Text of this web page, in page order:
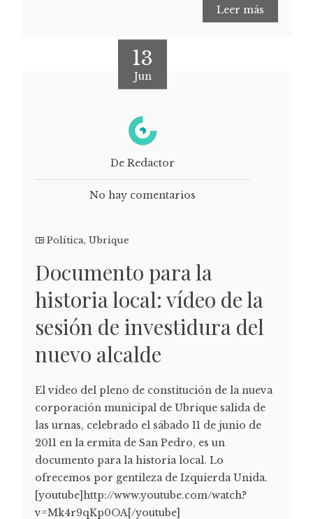
Leer más
13
Jun
De Redactor
No hay comentarios
Política, Ubrique
Documento para la
historia local: vídeo de la
sesión de investidura del
nuevo alcalde
El vídeo del pleno de constitución de la nueva
corporación municipal de Ubrique salida de
las urnas, celebrado el sábado 11 de junio de
2011 en la ermita de San Pedro, es un
documento para la historia local. Lo
ofrecemos por gentileza de Izquierda Unida.
[youtube]http://www.youtube.com/watch?
v=Mk4r9qKp0OA[/youtube]